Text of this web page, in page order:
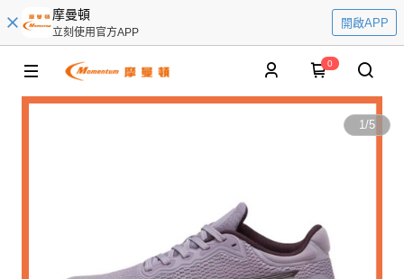
摩曼頓
立刻使用官方APP
開啟APP
0
1/5